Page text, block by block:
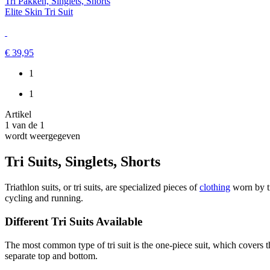
Elite Skin Tri Suit
€ 39,95
1
1
Artikel
1 van de 1
wordt weergegeven
Tri Suits, Singlets, Shorts
Triathlon suits, or tri suits, are specialized pieces ofclothing worn by
cycling and running.
Different Tri Suits Available
The most common type of tri suit is the one-piece suit, which
separate top and bottom.